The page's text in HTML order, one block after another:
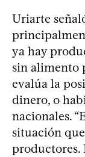
Uriarte
ya hay
sin alimento
evalúa la
dinero, o
nacionales.
situación
productores.